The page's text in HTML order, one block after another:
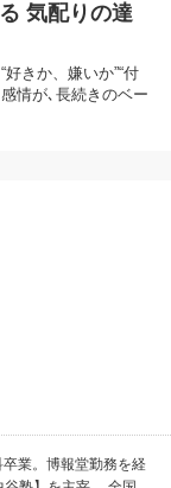
気配りの達
きか、嫌いか”“付
情が､長続きのベー
業。博報堂勤務を経